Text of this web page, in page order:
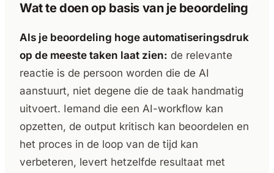
Wat te doen op basis van je beoordeling
Als je beoordeling hoge automatiseringsdruk
op de meeste taken laat zien: de relevante
reactie is de persoon worden die de AI
aanstuurt, niet degene die de taak handmatig
uitvoert. Iemand die een AI-workflow kan
opzetten, de output kritisch kan beoordelen en
het proces in de loop van de tijd kan
verbeteren, levert hetzelfde resultaat met